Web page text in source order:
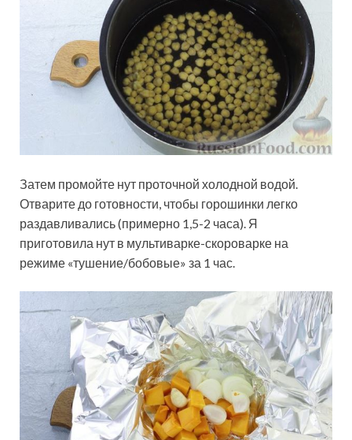
Затем промойте нут проточной холодной водой.
Отварите до готовности, чтобы горошинки легко
раздавливались (примерно 1,5-2 часа). Я
приготовила нут в мультиварке-скороварке на
режиме «тушение/бобовые» за 1 час.